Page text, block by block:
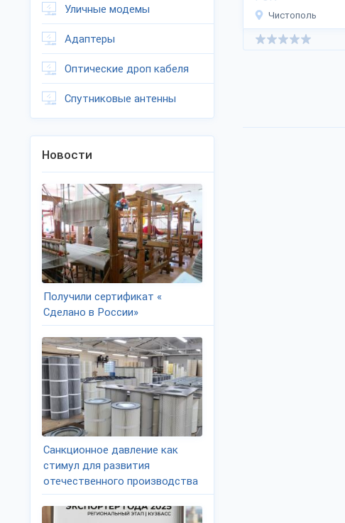
Чистополь
Уличные модемы
Адаптеры
Оптические дроп кабеля
Спутниковые антенны
Новости
Получили сертификат «
Сделано в России»
Санкционное давление как
стимул для развития
отечественного производства